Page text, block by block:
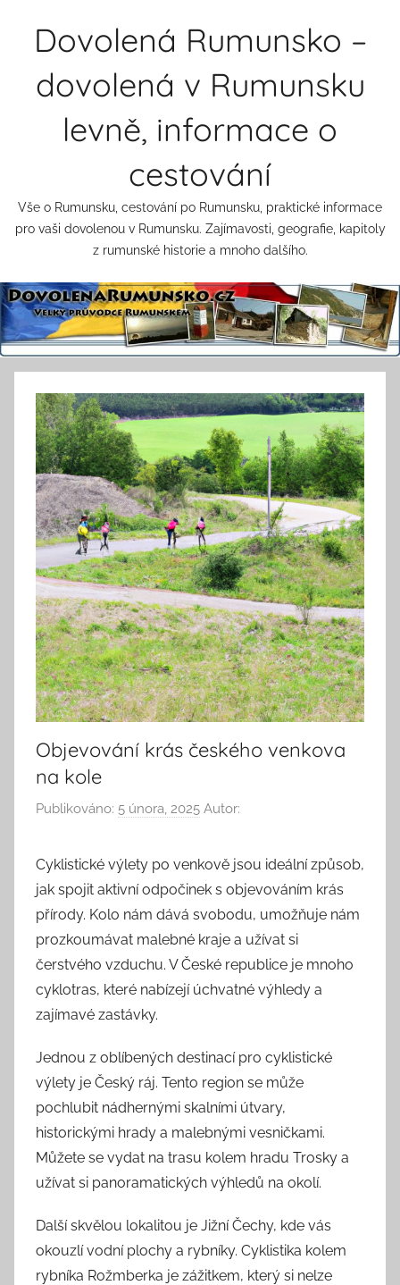
Dovolená Rumunsko –
dovolená v Rumunsku
levně, informace o
cestování
Vše o Rumunsku, cestování po Rumunsku, praktické informace
pro vaši dovolenou v Rumunsku. Zajímavosti, geografie, kapitoly
z rumunské historie a mnoho dalšího.
Objevování krás českého venkova
na kole
Publikováno: 5 února, 2025 Autor:
Cyklistické výlety po venkově jsou ideální způsob,
jak spojit aktivní odpočinek s objevováním krás
přírody. Kolo nám dává svobodu, umožňuje nám
prozkoumávat malebné kraje a užívat si
čerstvého vzduchu. V České republice je mnoho
cyklotras, které nabízejí úchvatné výhledy a
zajímavé zastávky.
Jednou z oblíbených destinací pro cyklistické
výlety je Český ráj. Tento region se může
pochlubit nádhernými skalními útvary,
historickými hrady a malebnými vesničkami.
Můžete se vydat na trasu kolem hradu Trosky a
užívat si panoramatických výhledů na okolí.
Další skvělou lokalitou je Jižní Čechy, kde vás
okouzlí vodní plochy a rybníky. Cyklistika kolem
rybníka Rožmberka je zážitkem, který si nelze